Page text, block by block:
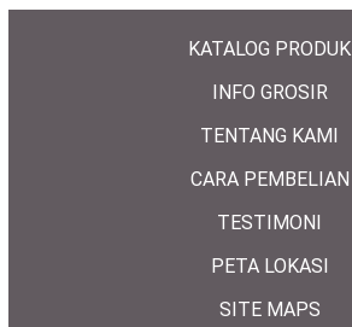
KATALOG PRODUK
INFO GROSIR
TENTANG KAMI
CARA PEMBELIAN
TESTIMONI
PETA LOKASI
SITE MAPS